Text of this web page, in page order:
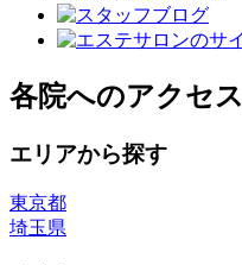
各院へのアクセス
エリアから探す
東京都
埼玉県